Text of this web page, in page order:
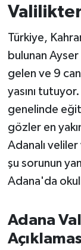
Türkiye,
bulunan
gelen ve 9 can
yasını
genelinde
gözler en
Adanalı
şu sorunun
Adana'da
Adana
KÜLTÜR-
MAGAZİN
MANŞET
Resmi
SAĞLIK